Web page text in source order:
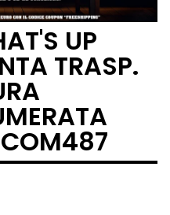
UP
TRASP.